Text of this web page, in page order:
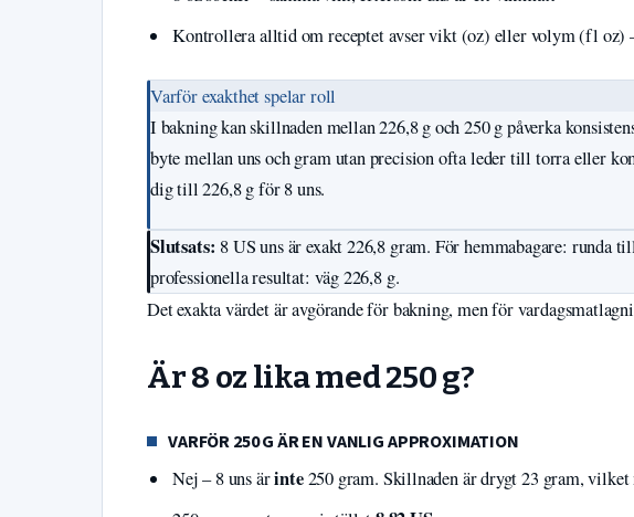
Kontrollera alltid om receptet avser vikt (oz) eller volym (fl oz)
Varför exakthet spelar roll
I bakning kan skillnaden mellan 226,8 g och 250 g påverka
byte mellan uns och gram utan precision ofta leder till torra eller
dig till 226,8 g för 8 uns.
Slutsats: 8 US uns är exakt 226,8 gram. För hemmabagare: runda
professionella resultat: väg 226,8 g.
Det exakta värdet är avgörande för bakning, men för
Är 8 oz lika med 250 g?
VARFÖR 250 G ÄR EN VANLIG APPROXIMATION
Nej – 8 uns ärinte250 gram. Skillnaden är drygt 23 gram, vilket